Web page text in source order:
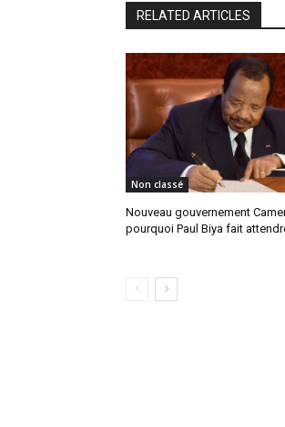
RELATED ARTICLES
Non classé
Nouveau gouvernement
pourquoi Paul Biya fait